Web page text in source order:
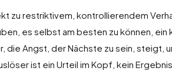
zu restriktivem, kontrollierendem
es selbst am besten zu können,
die Angst, der Nächste zu sein,
ist ein Urteil im Kopf, kein